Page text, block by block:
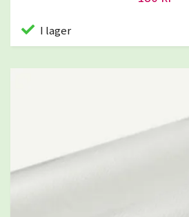
I lager